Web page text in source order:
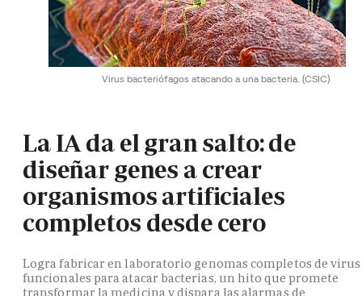
Virus bacteriófagos atacando a una bacteria. (CSIC)
La IA da el gran salto: de
diseñar genes a crear
organismos artificiales
completos desde cero
Logra fabricar en laboratorio genomas completos de virus
funcionales para atacar bacterias, un hito que promete
transformar la medicina y dispara las alarmas de